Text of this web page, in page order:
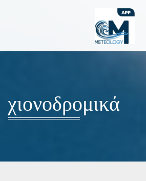
χιονοδρομικά